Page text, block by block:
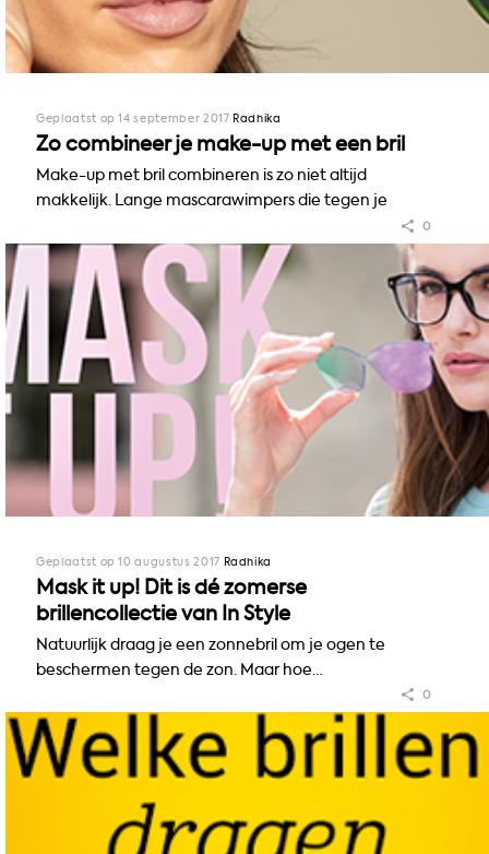
Geplaatst op 14 september 2017 Radhika
Zo combineer je make-up met een bril
Make-up met bril combineren is zo niet altijd
makkelijk. Lange mascarawimpers die tegen je
0
Geplaatst op 10 augustus 2017 Radhika
Mask it up! Dit is dé zomerse
brillencollectie van In Style
Natuurlijk draag je een zonnebril om je ogen te
beschermen tegen de zon. Maar hoe…
0